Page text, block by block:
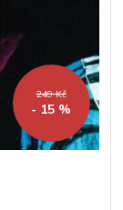
249 Kč
- 15 %